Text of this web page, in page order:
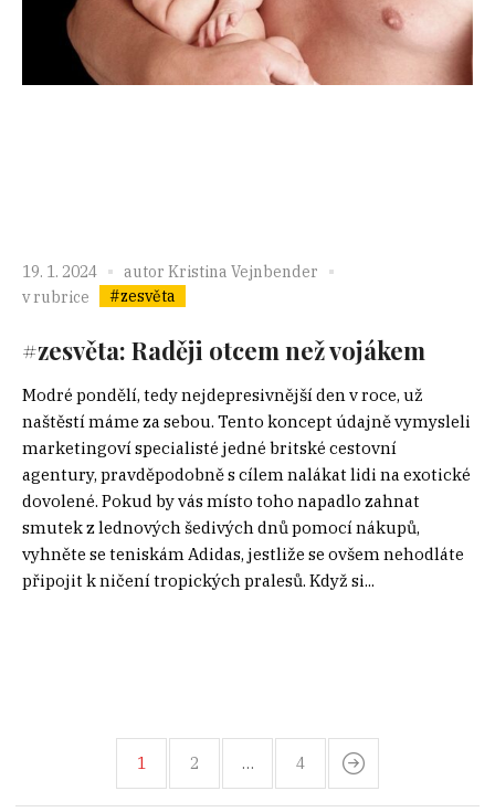
19. 1. 2024 autor Kristina Vejnbender
v rubrice
#zesvěta
#zesvěta: Raději otcem než vojákem
Modré pondělí, tedy nejdepresivnější den v roce, už
naštěstí máme za sebou. Tento koncept údajně vymysleli
marketingoví specialisté jedné britské cestovní
agentury, pravděpodobně s cílem nalákat lidi na exotické
dovolené. Pokud by vás místo toho napadlo zahnat
smutek z lednových šedivých dnů pomocí nákupů,
vyhněte se teniskám Adidas, jestliže se ovšem nehodláte
připojit k ničení tropických pralesů. Když si...
1 2 … 4